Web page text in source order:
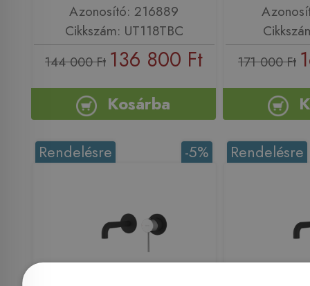
Azonosító: 216889
Cikkszám: UT118TBC
144 000 Ft 136 800 Ft
Kosárba
171 000 Ft
-5%
Rendelésre Rendelésre